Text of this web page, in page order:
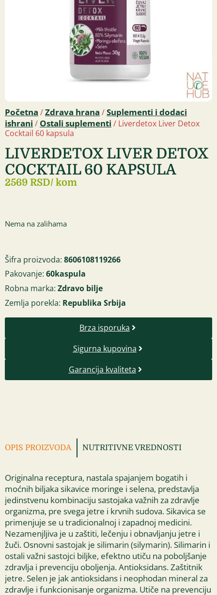
Početna /Zdrava hrana /Suplementi i dodaci
ishrani / Ostali suplementi / Liverdetox Liver Detox
Cocktail 60 kapsula
LIVERDETOX LIVER DETOX
COCKTAIL 60 KAPSULA
2569 RSD/ kom
Nema na zalihama
Šifra proizvoda: 8606108119266
Pakovanje: 60kaspula
Robna marka: Zdravo bilje
Zemlja porekla: Republika Srbija
Brza isporuka
Sigurna kupovina
Garancija kvaliteta
OPIS PROIZVODA NUTRITIVNE VREDNOSTI
Originalna receptura, nastala spajanjem bogatih i
moćnih biljaka sikavice moringe i selena, predstavlja
jedinstvenu kombinaciju sastojaka važnih za zdravlje
organizma, pre svega jetre i krvnih sudova. Sikavica se
primenjuje se u tradicionalnoj i zapadnoj medicini.
Nezamenjljiva je u zaštiti, lečenju i obnavljanju jetre i
žuči. Osnovni sastojak je silimarin (silymarin). Silimarin i
ostali važni sastojci biljke, efektno utiču na poboljšanje
zdravlja i prevenciju oboljenja. Antioksidans. Zaštitnik
jetre. Selen je jak antioksidans i neophodan mineral za
zdravlje i funkcionisanje organizma. Utiče na prevenciju